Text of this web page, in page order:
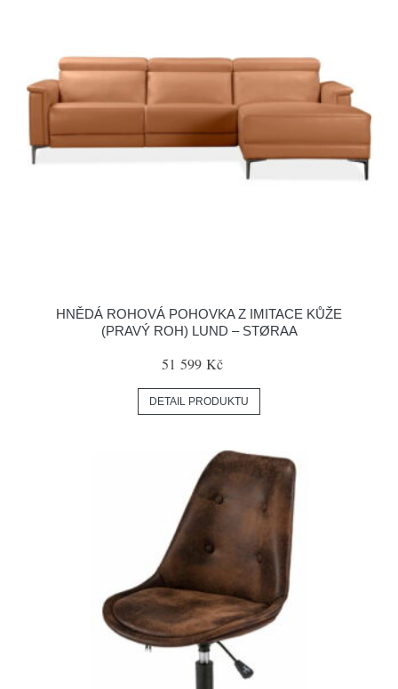
HNĚDÁ ROHOVÁ POHOVKA Z IMITACE KŮŽE
(PRAVÝ ROH) LUND – STØRAA
51 599 Kč
DETAIL PRODUKTU